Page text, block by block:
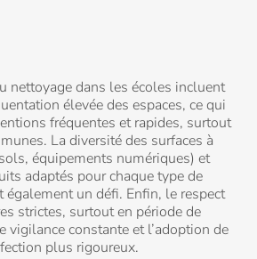
nettoyage dans les écoles incluent
élevée des espaces, ce qui
fréquentes et rapides, surtout
La diversité des surfaces à
équipements numériques) et
adaptés pour chaque type de
également un défi. Enfin, le respect
strictes, surtout en période de
vigilance constante et l’adoption de
plus rigoureux.